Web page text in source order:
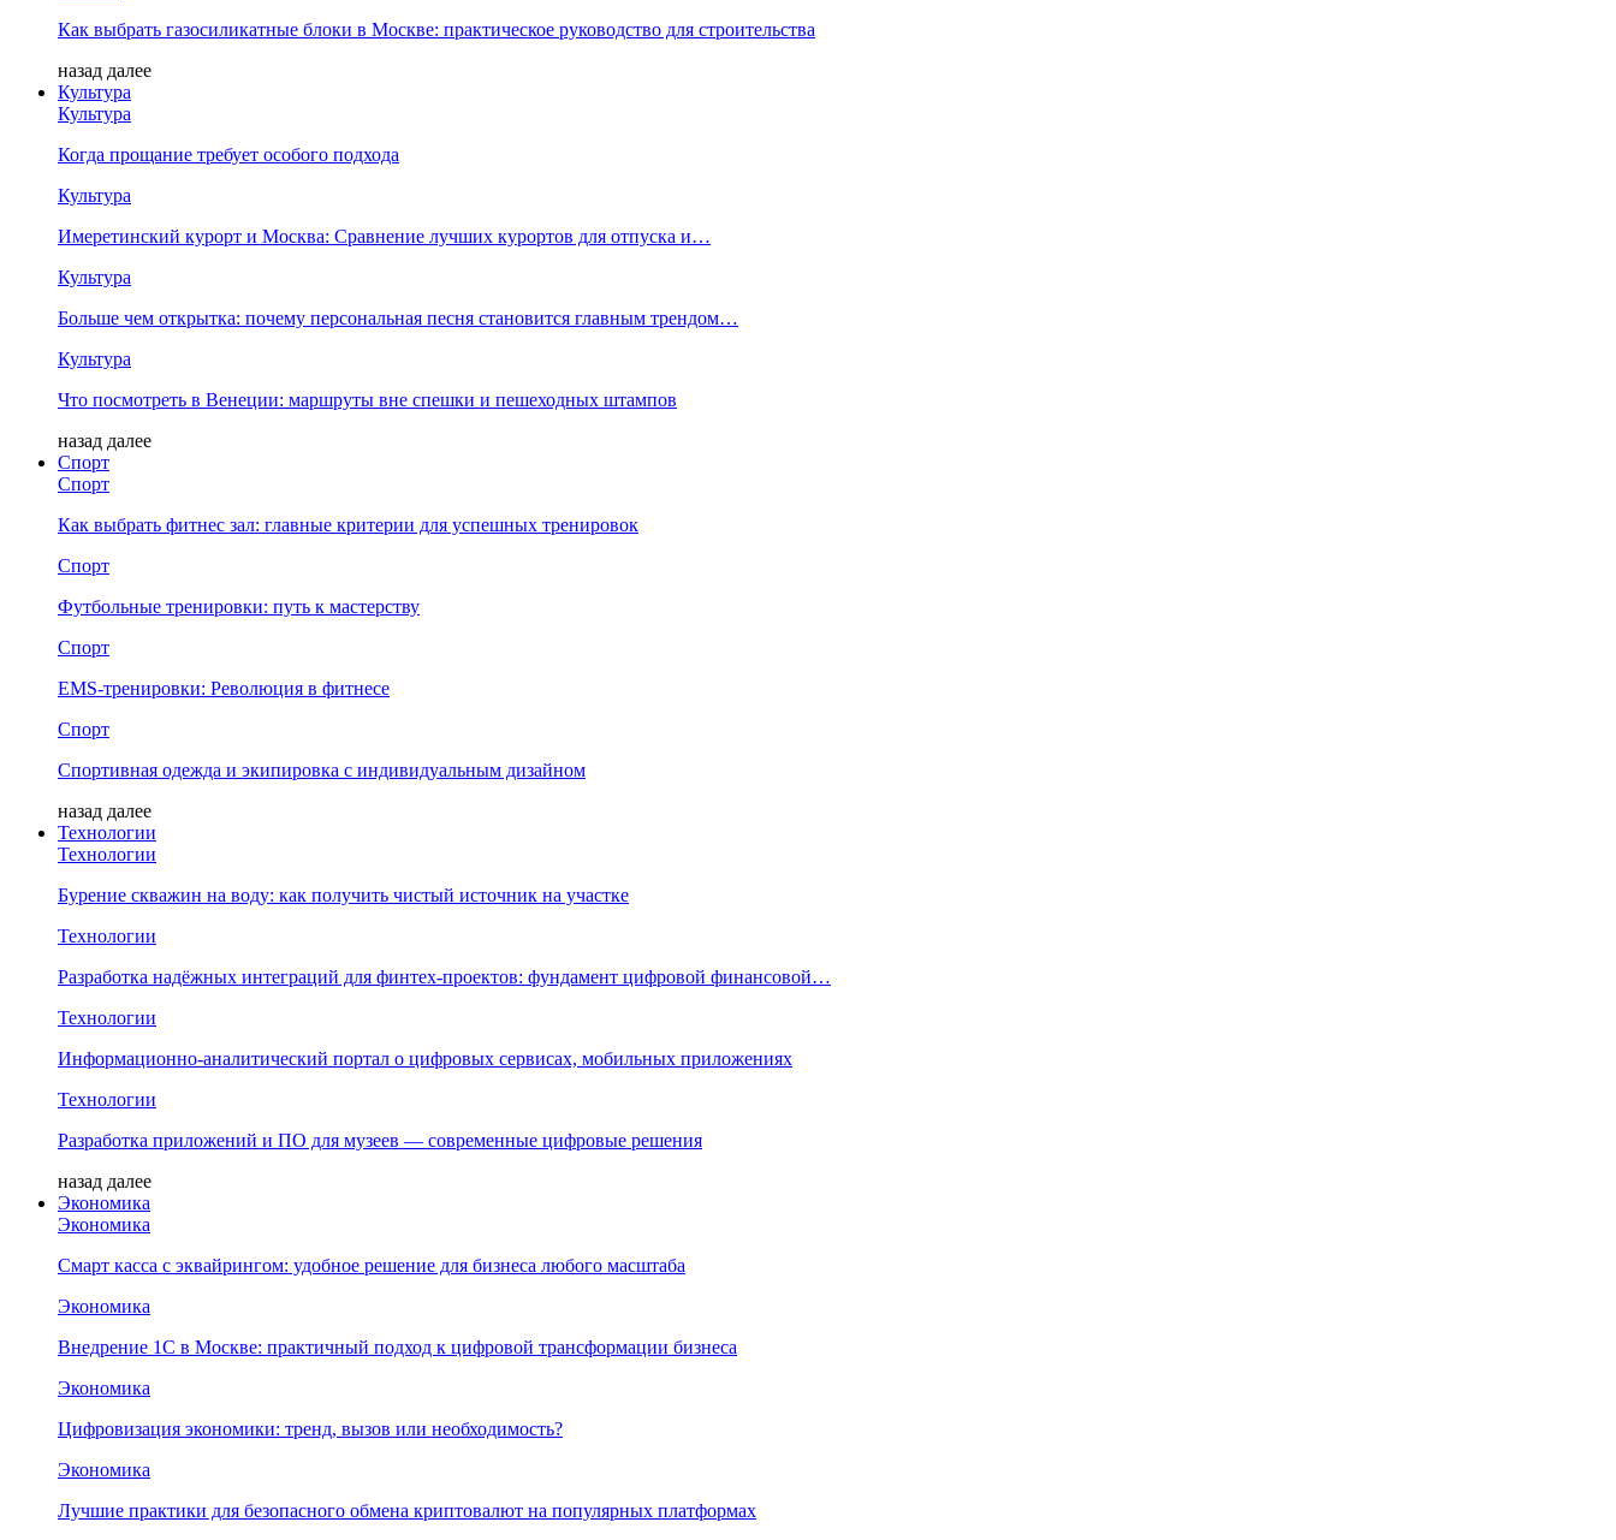
Как выбрать газосиликатные блоки в Москве: практическое руководство для строительства
назад далее
Культура
Культура
Когда прощание требует особого подхода
Культура
Имеретинский курорт и Москва: Сравнение лучших курортов для отпуска и…
Культура
Больше чем открытка: почему персональная песня становится главным трендом…
Культура
Что посмотреть в Венеции: маршруты вне спешки и пешеходных штампов
назад далее
Спорт
Спорт
Как выбрать фитнес зал: главные критерии для успешных тренировок
Спорт
Футбольные тренировки: путь к мастерству
Спорт
EMS-тренировки: Революция в фитнесе
Спорт
Спортивная одежда и экипировка с индивидуальным дизайном
назад далее
Технологии
Технологии
Бурение скважин на воду: как получить чистый источник на участке
Технологии
Разработка надёжных интеграций для финтех-проектов: фундамент цифровой финансовой…
Технологии
Информационно-аналитический портал о цифровых сервисах, мобильных приложениях
Технологии
Разработка приложений и ПО для музеев — современные цифровые решения
назад далее
Экономика
Экономика
Смарт касса с эквайрингом: удобное решение для бизнеса любого масштаба
Экономика
Внедрение 1С в Москве: практичный подход к цифровой трансформации бизнеса
Экономика
Цифровизация экономики: тренд, вызов или необходимость?
Экономика
Лучшие практики для безопасного обмена криптовалют на популярных платформах